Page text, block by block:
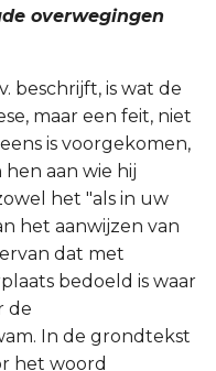
overwegingen
beschrijft, is wat de
maar een feit, niet
is voorgekomen,
aan wie hij
het "als in uw
het aanwijzen van
dat met
bedoeld is waar
de
In de grondtekst
het woord